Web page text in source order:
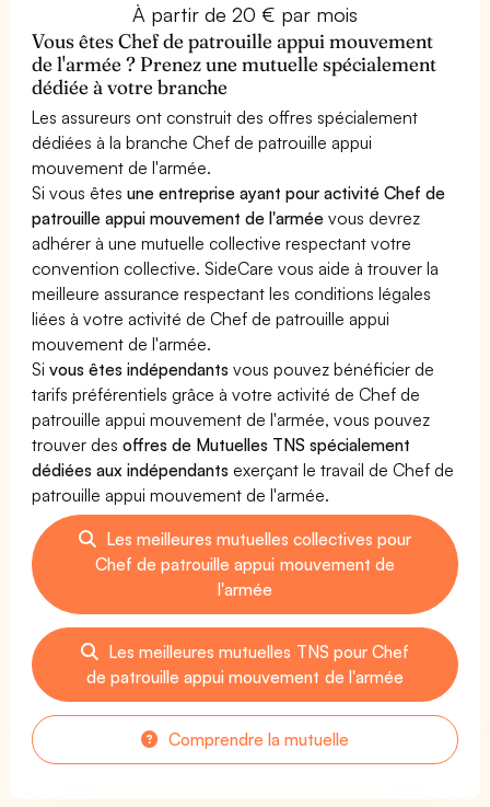
À partir de 20 € par mois
Vous êtes Chef de patrouille appui mouvement
de l'armée ? Prenez une mutuelle spécialement
dédiée à votre branche
Les assureurs ont construit des offres spécialement
dédiées à la branche Chef de patrouille appui
mouvement de l'armée.
Si vous êtesune entreprise ayant pour activité Chef de
patrouille appui mouvement de l'armée vous devrez
adhérer à une mutuelle collective respectant votre
convention collective. SideCare vous aide à trouver la
meilleure assurance respectant les conditions légales
liées à votre activité de Chef de patrouille appui
mouvement de l'armée.
Sivous êtes indépendants vous pouvez bénéficier de
tarifs préférentiels grâce à votre activité de Chef de
patrouille appui mouvement de l'armée, vous pouvez
trouver desoffres de Mutuelles TNS spécialement
dédiées aux indépendants exerçant le travail de Chef de
patrouille appui mouvement de l'armée.
Les meilleures mutuelles collectives pour
Chef de patrouille appui mouvement de
l'armée
Les meilleures mutuelles TNS pour Chef
de patrouille appui mouvement de l'armée
Comprendre la mutuelle